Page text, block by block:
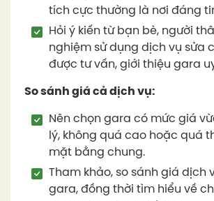
tích cực thường là nơi đáng
Hỏi ý kiến từ bạn bè, người
nghiệm sử dụng dịch vụ sửa
được tư vấn, giới thiệu gara
So sánh giá cả dịch vụ:
Nên chọn gara có mức giá
lý, không quá cao hoặc quá
mặt bằng chung.
Tham khảo, so sánh giá dịch
gara, đồng thời tìm hiểu về